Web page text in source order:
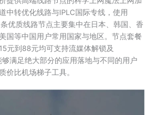
中转优化线路与IPLC国际专线，使用
优质线路节点主要集中在日本、韩国、香
国等中国用户常用国家与地区。节点套餐
元到88元均可支持流媒体解锁及
满足绝大部分的应用落地与不同的用户
价比机场梯子工具。